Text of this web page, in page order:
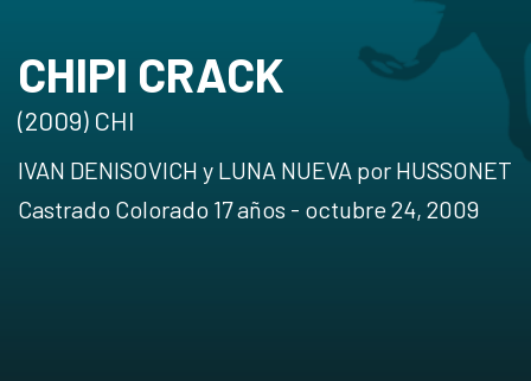
CHIPI CRACK
(2009) CHI
IVAN DENISOVICH y LUNA NUEVA por HUSSONET
Castrado Colorado 17 años - octubre 24, 2009